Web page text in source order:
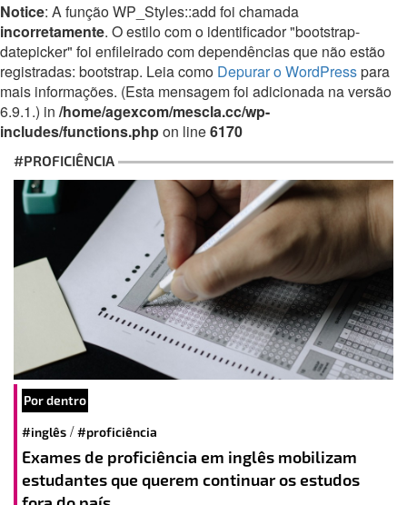
Notice: A função WP_Styles::add foi chamada
incorretamente. O estilo com o identificador "bootstrap-
datepicker" foi enfileirado com dependências que não estão
registradas: bootstrap. Leia como Depurar o WordPresspara
mais informações. (Esta mensagem foi adicionada na versão
6.9.1.) in /home/agexcom/mescla.cc/wp-
includes/functions.phpon line6170
#PROFICIÊNCIA
Por dentro
#inglês /#proficiência
Exames de proficiência em inglês mobilizam
estudantes que querem continuar os estudos